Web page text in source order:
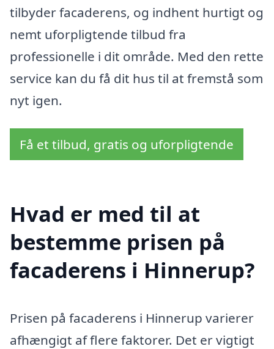
tilbyder facaderens, og indhent hurtigt og
nemt uforpligtende tilbud fra
professionelle i dit område. Med den rette
service kan du få dit hus til at fremstå som
nyt igen.
Få et tilbud, gratis og uforpligtende
Hvad er med til at
bestemme prisen på
facaderens i Hinnerup?
Prisen på facaderens i Hinnerup varierer
afhængigt af flere faktorer. Det er vigtigt